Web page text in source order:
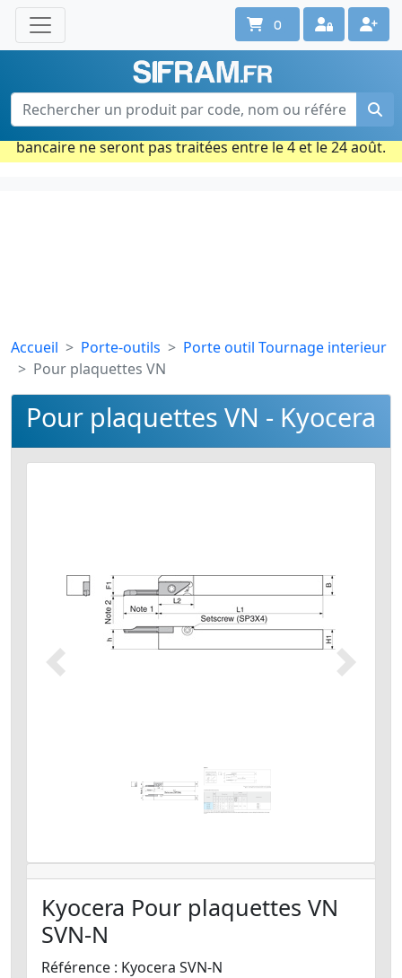
Une question ? Un conseil ?
Contactez-nous au 02 40 92 17 71
Ouvert du lun. au vend. de 08h à 18h
Période estivale : Les commandes prises par carte
bancaire ne seront pas traitées entre le 4 et le 24 août.
0
Accueil Porte-outils
Porte outil Tournage interieur
Pour plaquettes VN
Pour plaquettes VN - Kyocera
Précédent Suivant
Kyocera Pour plaquettes VN
SVN-N
Référence : Kyocera SVN-N